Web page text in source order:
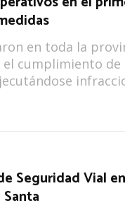
en toda la
cumplimiento de
Seguridad Vial